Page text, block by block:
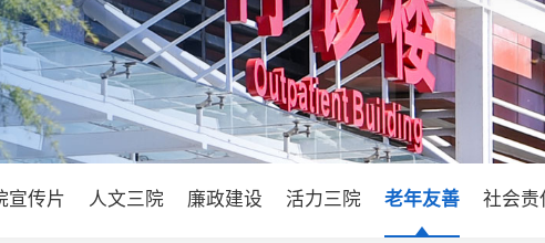
宣传片 人文三院 廉政建设 活力三院 老年友善 社会责